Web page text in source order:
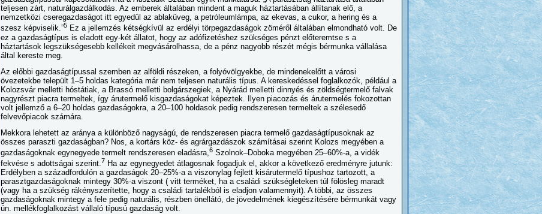
teljesen zárt, naturálgazdálkodás. Az emberek általában mindent a maguk háztartásában állítanak elő, a
nemzetközi cseregazdaságot itt egyedül az ablaküveg, a petróleumlámpa, az ekevas, a cukor, a hering és a
szesz képviselik.”5 Ez a jellemzés kétségkívül az erdélyi törpegazdaságok zöméről általában elmondható volt. De
ez a gazdaságtípus is eladott egy-két állatot, hogy az adófizetéshez szükséges pénzt előteremtse s a
háztartások legszükségesebb kellékeit megvásárolhassa, de a pénz nagyobb részét mégis bérmunka vállalása
által kereste meg.
Az előbbi gazdaságtípussal szemben az alföldi részeken, a folyóvölgyekbe, de mindenekelőtt a városi
övezetekbe települt 1–5 holdas kategória már nem teljesen naturális típus. A kereskedéssel foglalkozók, például a
Kolozsvár melletti hóstátiak, a Brassó melletti bolgárszegiek, a Nyárád melletti dinnyés és zöldségtermelő falvak
nagyrészt piacra termeltek, így árutermelő kisgazdaságokat képeztek. Ilyen piacozás és árutermelés fokozottan
volt jellemző a 6–20 holdas gazdaságokra, a 20–100 holdasok pedig rendszeresen termeltek a szélesedő
felvevőpiacok számára.
Mekkora lehetett az aránya a különböző nagyságú, de rendszeresen piacra termelő gazdaságtípusoknak az
összes paraszti gazdaságban? Nos, a kortárs köz- és agrárgazdászok számításai szerint Kolozs megyében a
gazdaságoknak egynegyede termelt rendszeresen eladásra, 6 Szolnok–Doboka megyében 25–60%-a, a vidék
fekvése s adottságai szerint.7 Ha az egynegyedet átlagosnak fogadjuk el, akkor a következő eredményre jutunk:
Erdélyben a századfordulón a gazdaságok 20–25%-a a viszonylag fejlett kisárutermelő típushoz tartozott, a
parasztgazdaságoknak mintegy 30%-a viszont ( vitt terméket, ha a családi szükségleteken túl fölösleg maradt
(vagy ha a szükség rákényszerítette, hogy a családi tartalékból is eladjon valamennyit). A többi, az összes
gazdaságoknak mintegy a fele pedig naturális, részben önellátó, de jövedelmének kiegészítésére bérmunkát vagy
ún. mellékfoglalkozást vállaló típusú gazdaság volt.